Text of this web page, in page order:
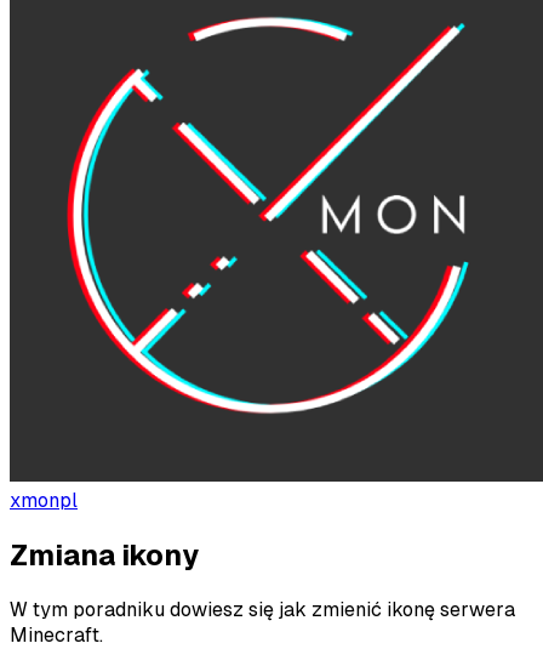
xmonpl
Zmiana ikony
W tym poradniku dowiesz się jak zmienić ikonę serwera
Minecraft.